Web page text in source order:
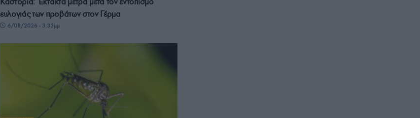
ευλογιάς των προβάτων στον Γέρμα
6/08/2026 - 3:33μμ